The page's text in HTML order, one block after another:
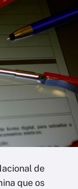
de
que os